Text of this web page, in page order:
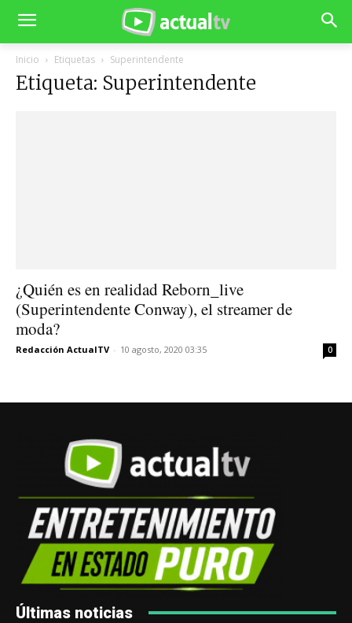
Inicio Etiquetas Superintendente
Etiqueta: Superintendente
¿Quién es en realidad Reborn_live
(Superintendente Conway), el streamer de
moda?
Redacción ActualTV - 10 agosto, 2020 03:35 0
Últimas noticias